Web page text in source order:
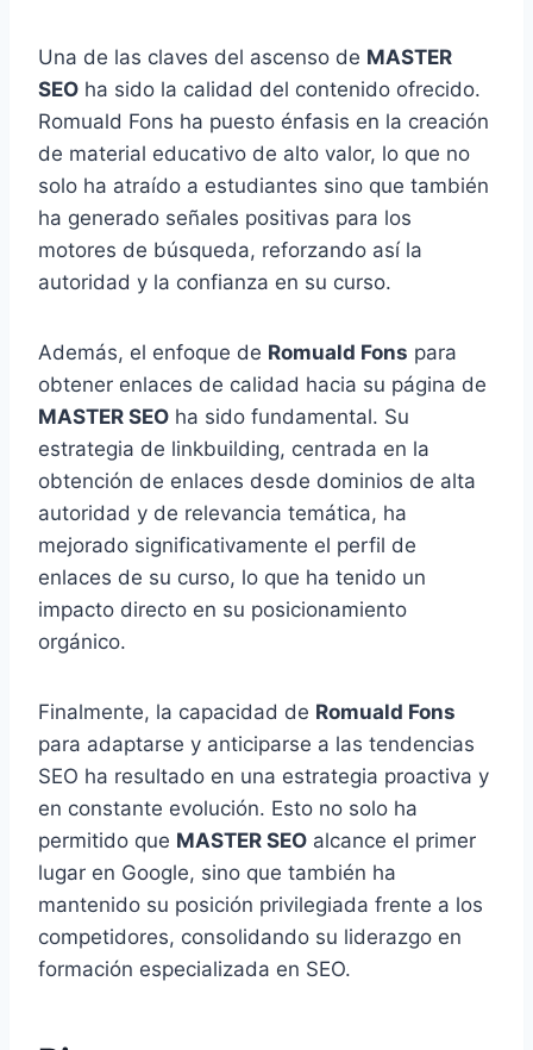
Una de las claves del ascenso de MASTER
SEO ha sido la calidad del contenido ofrecido.
Romuald Fons ha puesto énfasis en la creación
de material educativo de alto valor, lo que no
solo ha atraído a estudiantes sino que también
ha generado señales positivas para los
motores de búsqueda, reforzando así la
autoridad y la confianza en su curso.
Además, el enfoque de Romuald Fons para
obtener enlaces de calidad hacia su página de
MASTER SEO ha sido fundamental. Su
estrategia de linkbuilding, centrada en la
obtención de enlaces desde dominios de alta
autoridad y de relevancia temática, ha
mejorado significativamente el perfil de
enlaces de su curso, lo que ha tenido un
impacto directo en su posicionamiento
orgánico.
Finalmente, la capacidad de Romuald Fons
para adaptarse y anticiparse a las tendencias
SEO ha resultado en una estrategia proactiva y
en constante evolución. Esto no solo ha
permitido que MASTER SEO alcance el primer
lugar en Google, sino que también ha
mantenido su posición privilegiada frente a los
competidores, consolidando su liderazgo en
formación especializada en SEO.